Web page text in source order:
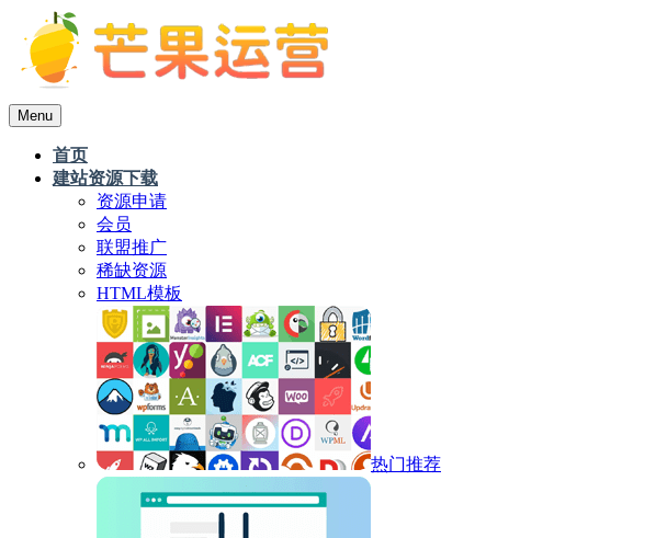
Menu
首页
建站资源下载
资源申请
会员
联盟推广
稀缺资源
HTML模板
热门推荐